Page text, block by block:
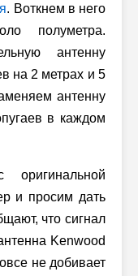
. Воткнем в него
полуметра.
антенну
на 2 метрах и 5
антенну
в каждом
и просим дать
что сигнал
Kenwood
не добивает